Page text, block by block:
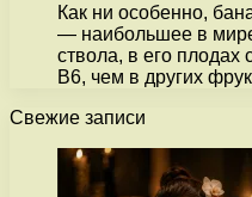
Как ни особенно,
— наибольшее в
ствола, в его
В6, чем в других
Свежие записи